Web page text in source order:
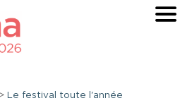
> Le festival toute l'année